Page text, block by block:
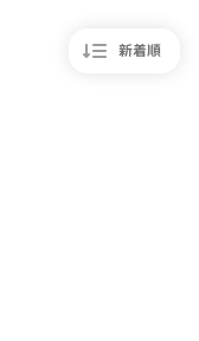
新着順